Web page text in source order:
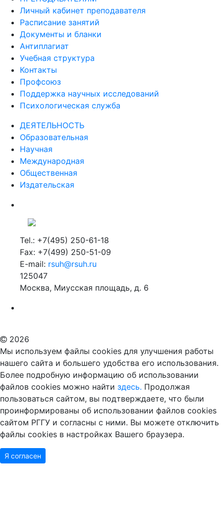
Личный кабинет преподавателя
Расписание занятий
Документы и бланки
Антиплагиат
Учебная структура
Контакты
Профсоюз
Поддержка научных исследований
Психологическая служба
ДЕЯТЕЛЬНОСТЬ
Образовательная
Научная
Международная
Общественная
Издательская
Tel.: +7(495) 250-61-18
Fax: +7(499) 250-51-09
E-mail: rsuh@rsuh.ru
125047
Москва, Миусская площадь, д. 6
2026
Мы используем файлы cookies для улучшения работы
нашего сайта и большего удобства его использования.
Более подробную информацию об использовании
файлов cookies можно найти здесь. Продолжая
пользоваться сайтом, вы подтверждаете, что были
проинформированы об использовании файлов cookies
сайтом РГГУ и согласны с ними. Вы можете отключить
файлы cookies в настройках Вашего браузера.
Я согласен